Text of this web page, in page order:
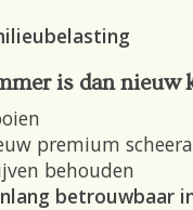
is dan nieuw
premium
behouden
betrouwbaar